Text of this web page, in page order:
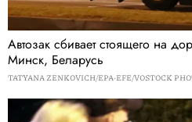
Автозак сбивает стоящего на
Минск, Беларусь
TATYANA ZENKOVICH/EPA-EFE/VOSTOCK